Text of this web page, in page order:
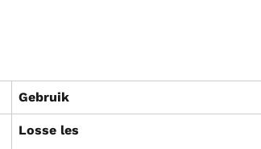
Gebruik
Losse les